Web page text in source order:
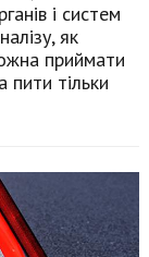
і систем
як
приймати
пити тільки